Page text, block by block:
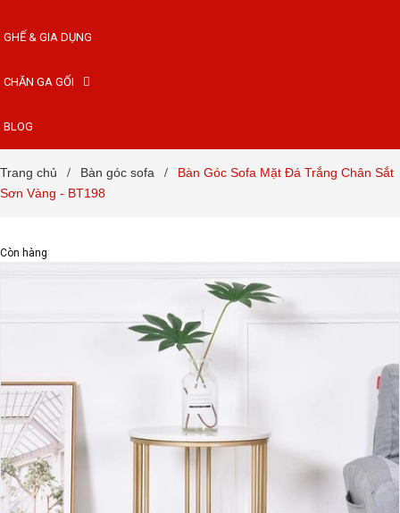
GHẾ & GIA DỤNG
CHĂN GA GỐI
BLOG
Trang chủ / Bàn góc sofa /
Bàn Góc Sofa Mặt Đá Trắng Chân Sắt
Sơn Vàng - BT198
Còn hàng